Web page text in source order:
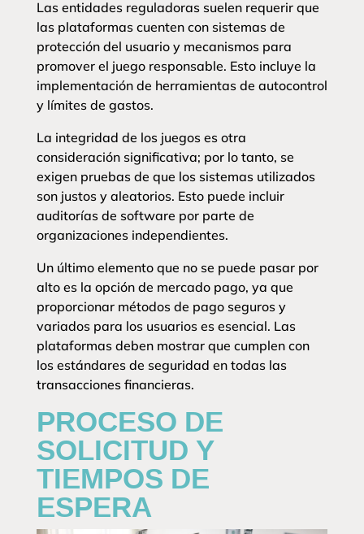
Las entidades reguladoras suelen requerir que
las plataformas cuenten con sistemas de
protección del usuario y mecanismos para
promover el juego responsable. Esto incluye la
implementación de herramientas de autocontrol
y límites de gastos.
La integridad de los juegos es otra
consideración significativa; por lo tanto, se
exigen pruebas de que los sistemas utilizados
son justos y aleatorios. Esto puede incluir
auditorías de software por parte de
organizaciones independientes.
Un último elemento que no se puede pasar por
alto es la opción de mercado pago, ya que
proporcionar métodos de pago seguros y
variados para los usuarios es esencial. Las
plataformas deben mostrar que cumplen con
los estándares de seguridad en todas las
transacciones financieras.
PROCESO DE
SOLICITUD Y
TIEMPOS DE
ESPERA